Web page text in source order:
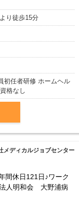
り徒歩15分
初任者研修 ホームヘル
格なし
メディカルジョブセンター
間休日121日♪ワーク
人明和会 大野浦病